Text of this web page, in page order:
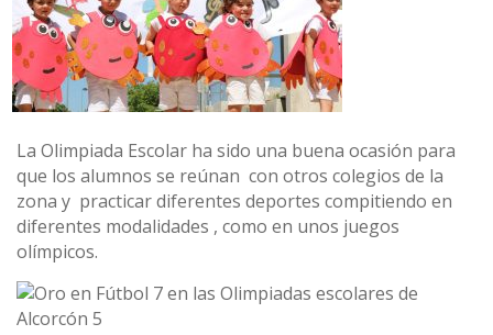
La Olimpiada Escolar ha sido una buena ocasión para
que los alumnos se reúnan con otros colegios de la
zona y practicar diferentes deportes compitiendo en
diferentes modalidades , como en unos juegos
olímpicos.